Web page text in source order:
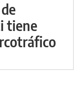
tiene